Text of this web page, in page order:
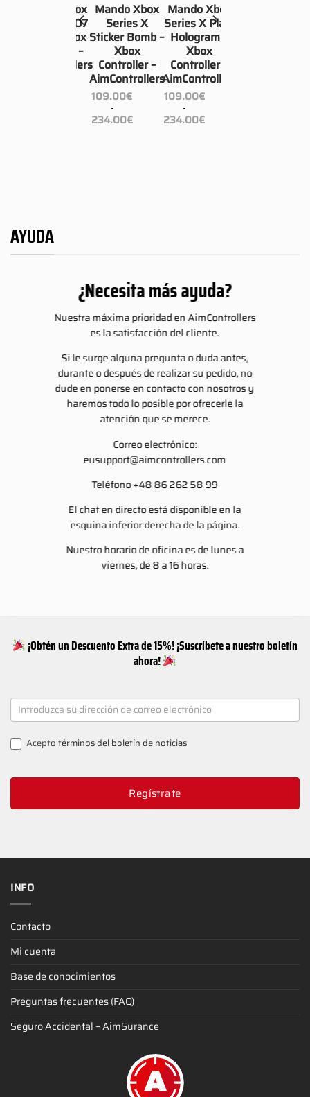
Mando Xbox
Series X
Sticker Bomb –
Xbox
Controller –
AimControllers
109.00€
-
234.00€Rango
de
Mando Xbox
Series X Plato
Hologram –
Xbox
Controller –
AimControllers
109.00€
-
234.00€Rango
de
Mando Xbox
Series X BO7
Guild – Xbox
Controller –
AimControllers
AYUDA
¿Necesita más ayuda?
Nuestra máxima prioridad en AimControllers
es la satisfacción del cliente.
Si le surge alguna pregunta o duda antes,
durante o después de realizar su pedido, no
dude en ponerse en contacto con nosotros y
haremos todo lo posible por ofrecerle la
atención que se merece.
Correo electrónico:
eusupport@aimcontrollers.com
Teléfono +48 86 262 58 99
El chat en directo está disponible en la
esquina inferior derecha de la página.
Nuestro horario de oficina es de lunes a
viernes, de 8 a 16 horas.
¡Obtén un Descuento Extra de 15%! ¡Suscríbete a nuestro boletín
ahora!
NEWSLETTER
SIGNUP
Aceptotérminos del boletín de noticias
Regístrate
INFO
Contacto
Mi cuenta
Base de conocimientos
Preguntas frecuentes (FAQ)
Seguro Accidental – AimSurance